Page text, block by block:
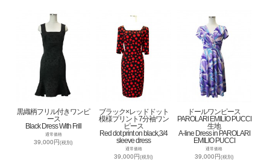
黒織柄フリル付きワンピ
ース
Black Dress With Frill
通常価格
39,000円(税別)
ブラック×レッドドット
模様プリント7分袖ワン
ピース
Red dot print on black,3/4
sleeve dress
通常価格
39,000円(税別)
ドールワンピース
PAROLARI EMILIO PUCCI
生地
A-line Dress in PAROLARI
EMILIO PUCCI
通常価格
39,000円(税別)